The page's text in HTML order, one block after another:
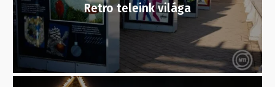
Retro teleink világa